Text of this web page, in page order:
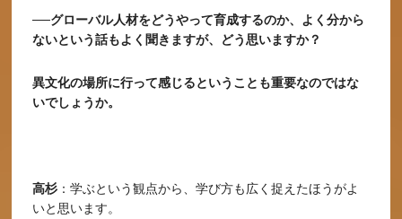
──グローバル人材をどうやって育成するのか、よく分から
ないという話もよく聞きますが、どう思いますか？
異文化の場所に行って感じるということも重要なのではな
いでしょうか。
高杉：学ぶという観点から、学び方も広く捉えたほうがよ
いと思います。